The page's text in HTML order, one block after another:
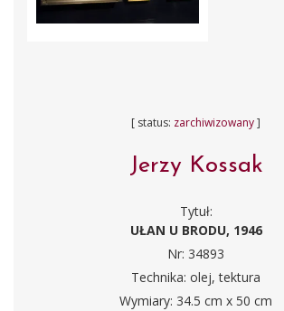
[ status: zarchiwizowany]
Jerzy Kossak
Tytuł:
UŁAN U BRODU, 1946
Nr: 34893
Technika: olej, tektura
Wymiary: 34.5 cm x 50 cm